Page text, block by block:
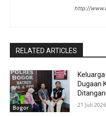
http://
RELATED ARTICLES
Bogor
Dugaan
21 Juli 2026